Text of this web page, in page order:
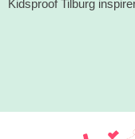
Kidsproof Tilburg